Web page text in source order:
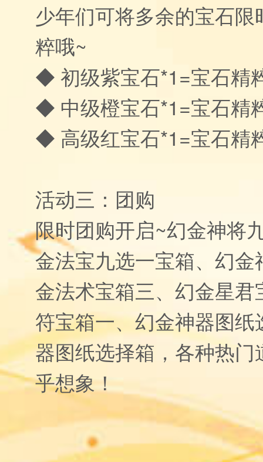
少年们可将多余的宝石
粹哦~
◆ 初级紫宝石*1=宝石精
◆ 中级橙宝石*1=宝石精
◆ 高级红宝石*1=宝石精
活动三：团购
限时团购开启~幻金神将
金法宝九选一宝箱、幻
金法术宝箱三、幻金星
符宝箱一、幻金神器图
器图纸选择箱，各种热
乎想象！